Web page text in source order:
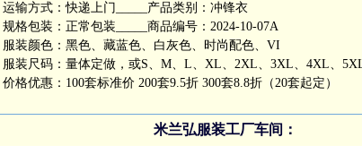
运输方式：快递上门_____产品类别：冲锋衣
规格包装：正常包装_____商品编号：2024-10-07A
服装颜色：黑色、藏蓝色、白灰色、时尚配色、VI
服装尺码：量体定做，或S、M、L、XL、2XL、3XL、4XL、
价格优惠：100套标准价 200套9.5折 300套8.8折（20套起定）
米兰弘服装工厂车间：